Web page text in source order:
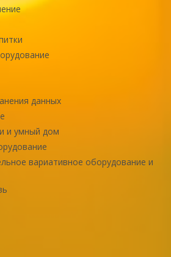
данных
и умный дом
вариативное оборудование и